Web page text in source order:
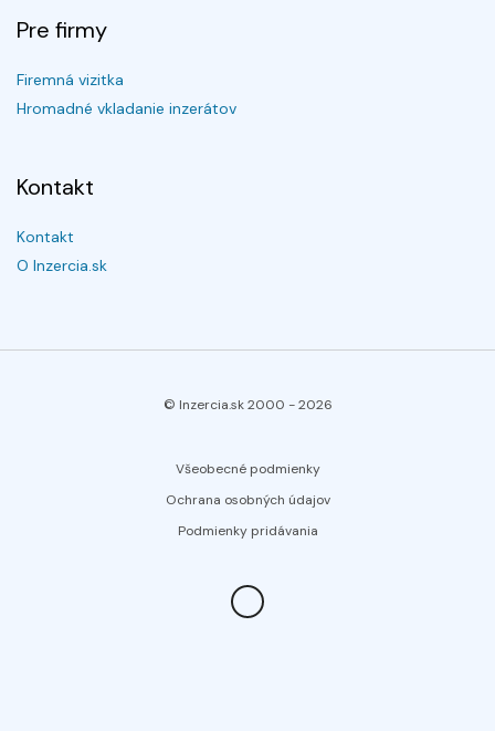
Pre firmy
Firemná vizitka
Hromadné vkladanie inzerátov
Kontakt
Kontakt
O Inzercia.sk
© Inzercia.sk 2000 -2026
Všeobecné podmienky
Ochrana osobných údajov
Podmienky pridávania